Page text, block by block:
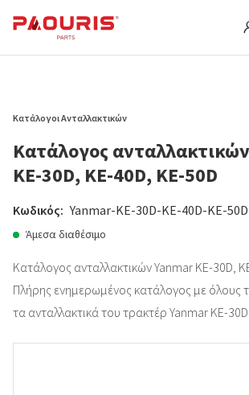
Κατάλογοι Ανταλλακτικών
Κατάλογος
KE-30D, KE-40D, KE-50D
Κωδικός: Yanmar-KE-30D-KE-40D-KE-50D
Άμεσα διαθέσιμο
Κατάλογος ανταλλακτικών Yanmar KE-30D,
Πλήρης ενημερωμένος κατάλογος με όλους
τα ανταλλακτικά του τρακτέρ Yanmar KE-